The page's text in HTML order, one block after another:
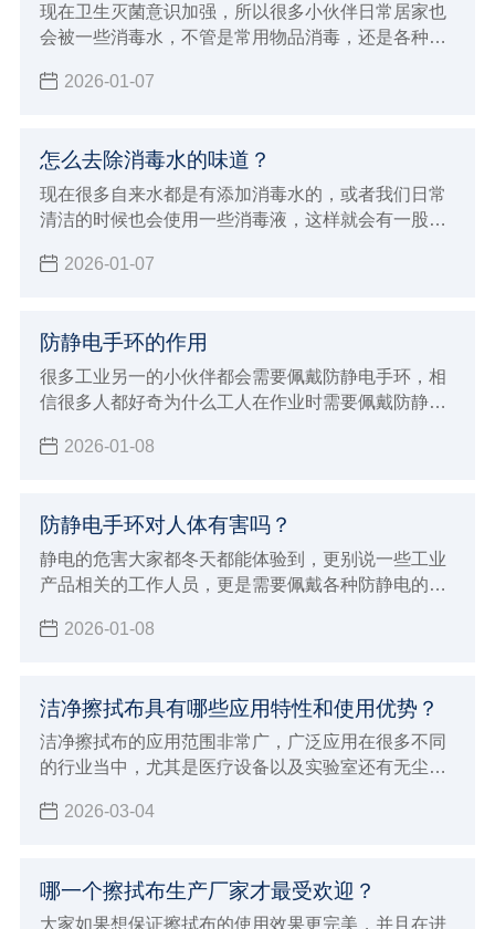
现在卫生灭菌意识加强，所以很多小伙伴日常居家也
会被一些消毒水，不管是常用物品消毒，还是各种下
有危害的，下面小辉就来给大家讲讲消毒水怎么正确
2026-01-07
怎么去除消毒水的味道？
现在很多自来水都是有添加消毒水的，或者我们日常
清洁的时候也会使用一些消毒液，这样就会有一股呛
的就不太友好了，所以今天小辉来给大家分享一下怎
2026-01-07
防静电手环的作用
很多工业另一的小伙伴都会需要佩戴防静电手环，相
信很多人都好奇为什么工人在作业时需要佩戴防静电
有效防静电的原理是什么，今天小辉就一并来给大家
2026-01-08
防静电手环对人体有害吗？
静电的危害大家都冬天都能体验到，更别说一些工业
产品相关的工作人员，更是需要佩戴各种防静电的护
到防静电，很多小伙伴也会想知道防静电手环对人体
2026-01-08
洁净擦拭布具有哪些应用特性和使用优势？
洁净擦拭布的应用范围非常广，广泛应用在很多不同
的行业当中，尤其是医疗设备以及实验室还有无尘车
以才会在一些重要的行业领域当中进行使用，能够让
用，也确实会发挥出很好的使用优势，下面就来为大
家介绍洁净擦拭布具体特征和优势。
2026-03-04
哪一个擦拭布生产厂家才最受欢迎？
大家如果想保证擦拭布的使用效果更完美，并且在进